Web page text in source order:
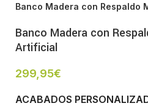
Banco Madera con Respaldo
Banco Madera con
Artificial
299,95€
ACABADOS